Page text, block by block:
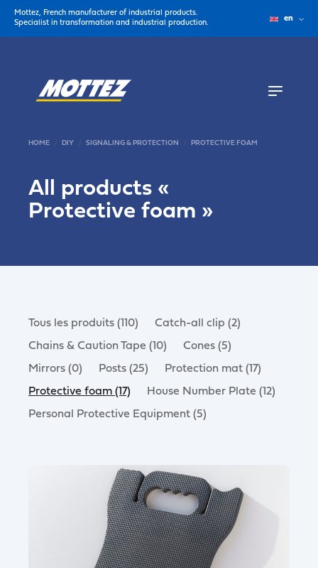
Mottez, French manufacturer of industrial products.
Specialist in transformation and industrial production.
en
HOME DIY SIGNALING & PROTECTION PROTECTIVE FOAM
All products «
Protective foam »
Tous les produits (110)
Catch-all clip (2)
Chains & Caution Tape (10)
Cones (5)
Mirrors (0)
Posts (25)
Protection mat (17)
Protective foam (17)
House Number Plate (12)
Personal Protective Equipment (5)